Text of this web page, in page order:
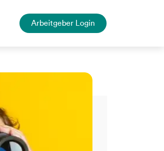
Arbeitgeber Login